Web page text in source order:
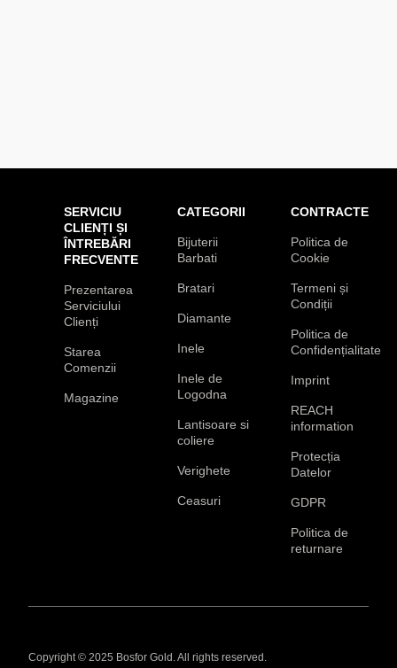
SERVICIU
CLIENȚI ȘI
ÎNTREBĂRI
FRECVENTE
Prezentarea
Serviciului
Clienți
Starea
Comenzii
Magazine
CATEGORII
Bijuterii
Barbati
Bratari
Diamante
Inele
Inele de
Logodna
Lantisoare si
coliere
Verighete
Ceasuri
CONTRACTE
Politica de
Cookie
Termeni și
Condiții
Politica de
Confidențialitate
Imprint
REACH
information
Protecția
Datelor
GDPR
Politica de
returnare
Copyright © 2025 Bosfor Gold. All rights reserved.